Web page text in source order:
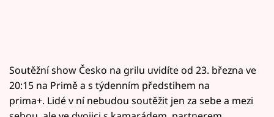
Soutěžní show Česko na grilu uvidíte od 23. března ve
20:15 na Primě a s týdenním předstihem na
prima+. Lidé v ní nebudou soutěžit jen za sebe a mezi